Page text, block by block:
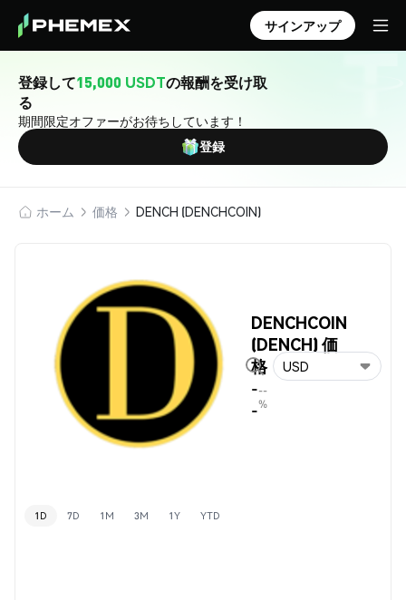
サインアップ
登録して15,000 USDTの報酬を受け取
る
期間限定オファーがお待ちしています！
登録
ホーム 価格 DENCH (DENCHCOIN)
DENCHCOIN
(DENCH) 価
格
-
-
--
%
USD
1D 7D 1M 3M 1Y YTD